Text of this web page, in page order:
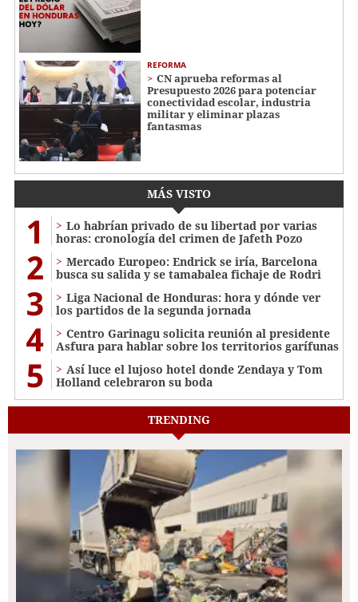
REFORMA
CN aprueba reformas al
Presupuesto 2026 para potenciar
conectividad escolar, industria
militar y eliminar plazas
fantasmas
MÁS VISTO
1
Lo habrían privado de su libertad por varias
horas: cronología del crimen de Jafeth Pozo
2
Mercado Europeo: Endrick se iría, Barcelona
busca su salida y se tamabalea fichaje de Rodri
3
Liga Nacional de Honduras: hora y dónde ver
los partidos de la segunda jornada
4
Centro Garinagu solicita reunión al presidente
Asfura para hablar sobre los territorios garífunas
5
Así luce el lujoso hotel donde Zendaya y Tom
Holland celebraron su boda
TRENDING